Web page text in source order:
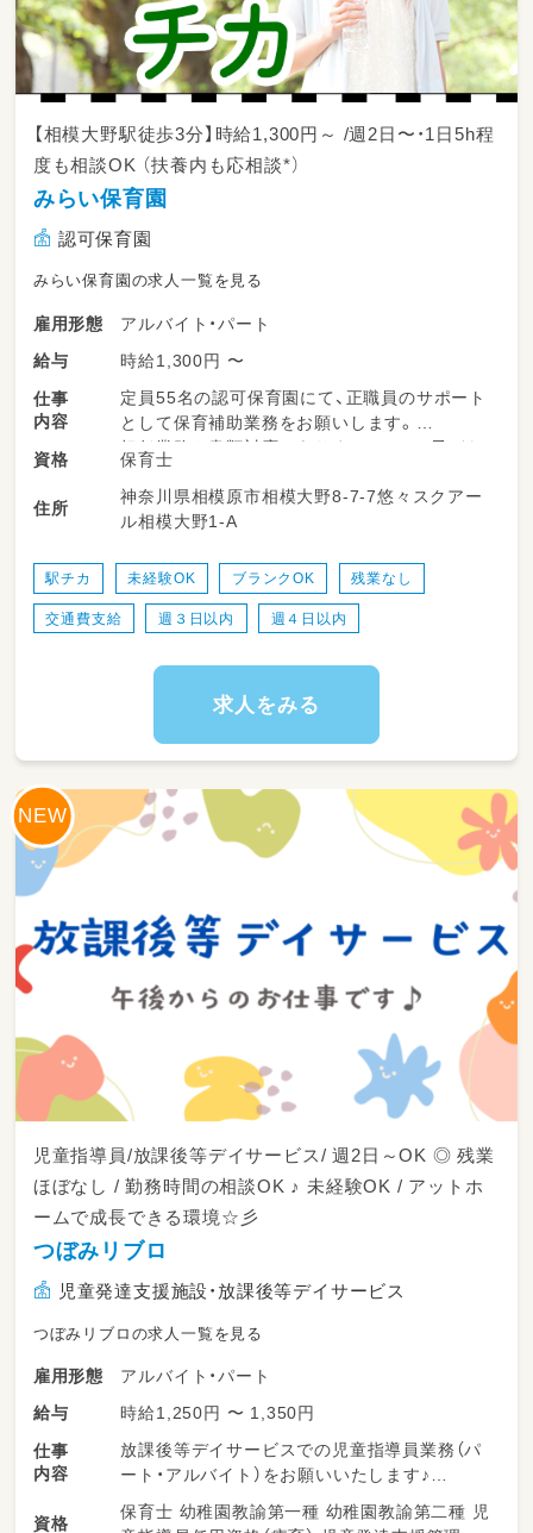
【相模大野駅徒歩3分】時給1,300円～ /週2日〜・1日5h程
度も相談OK （扶養内も応相談*）
みらい保育園
認可保育園
みらい保育園の求人一覧を見る
雇用形態
アルバイト・パート
給与
時給1,300円 〜
仕事
内容
定員55名の認可保育園にて、正職員のサポート
として保育補助業務をお願いします。
担任業務や書類対応はありませんので、子ども
たちとじっくり関わることができますよ◎
◆登園、降園時の子どもの受け入れ、見送り
ど）
◆お散歩や戸外活動の引率
◆トイレや着替え、食事のサポート
◆お部屋の掃除やおもちゃの消毒などの環境整
資格 保育士
住所
神奈川県相模原市相模大野8-7-7悠々スクアー
ル相模大野1-A
駅チカ 未経験OK ブランクOK 残業なし
交通費支給 週３日以内 週４日以内
求人をみる
児童指導員/放課後等デイサービス/ 週2日～OK ◎ 残業
ほぼなし / 勤務時間の相談OK ♪ 未経験OK / アットホ
ームで成長できる環境☆彡
つぼみリブロ
児童発達支援施設・放課後等デイサービス
つぼみリブロの求人一覧を見る
雇用形態
アルバイト・パート
給与
時給1,250円 〜 1,350円
仕事
内容
放課後等デイサービスでの児童指導員業務（パ
ート・アルバイト）をお願いいたします♪
☆来所した子どもたちのお出迎え＆笑顔でのご
資格
保育士 幼稚園教諭第一種 幼稚園教諭第二種 児